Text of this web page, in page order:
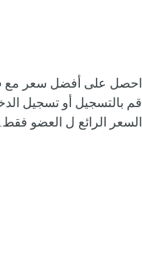
احصل على أفضل سعر مع MyBarceló
قم بالتسجيل أو تسجيل
السعر الرائع ل العضو فقط.